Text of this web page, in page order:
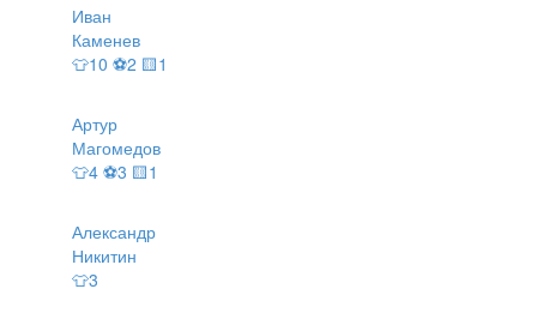
Иван
Каменев
👕10 ⚽2 🟨1
Артур
Магомедов
👕4 ⚽3 🟨1
Александр
Никитин
👕3